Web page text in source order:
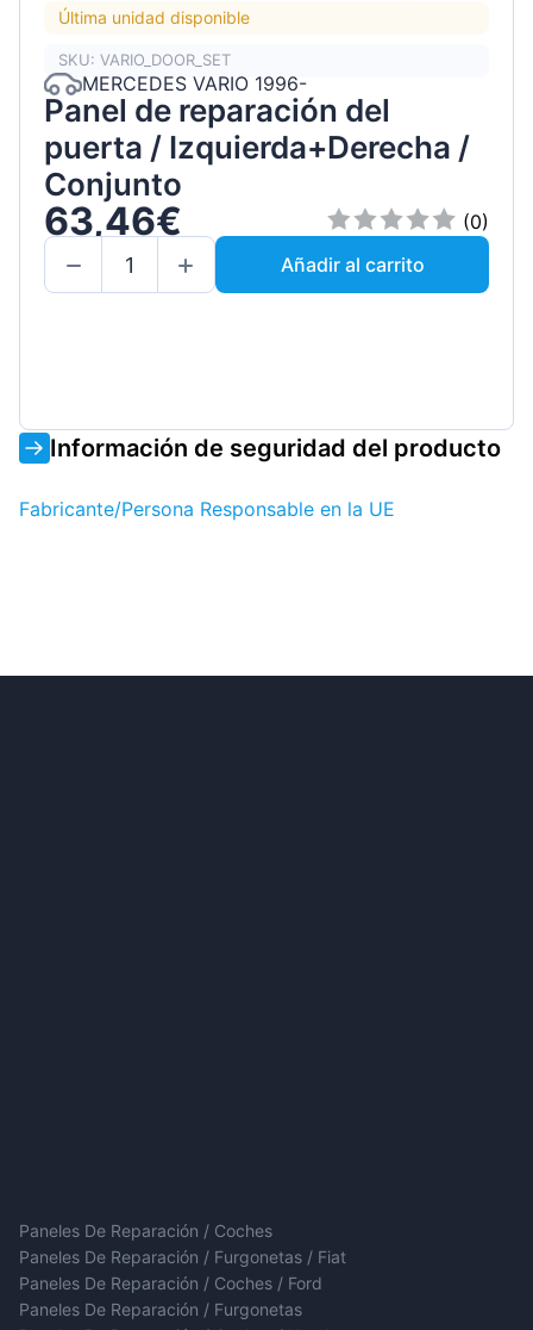
Última unidad disponible
SKU: VARIO_DOOR_SET
MERCEDES VARIO 1996-
Panel de reparación del
puerta / Izquierda+Derecha /
Conjunto
63,46€
(0)
Añadir al carrito
Información de seguridad del producto
Fabricante/Persona Responsable en la UE
Paneles De Reparación / Coches
Paneles De Reparación / Furgonetas / Fiat
Paneles De Reparación / Coches / Ford
Paneles De Reparación / Furgonetas